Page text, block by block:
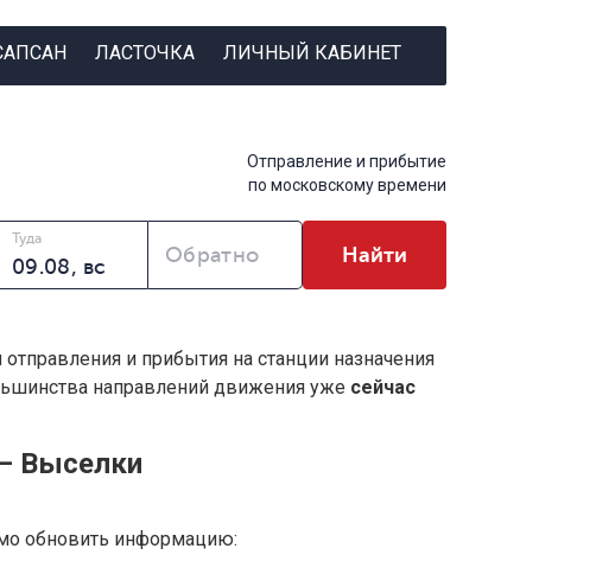
ЛАСТОЧКА ЛИЧНЫЙ КАБИНЕТ
Отправление и прибытие
по московскому времени
Туда
Обратно Найти
и прибытия на станции назначения
направлений движения уже сейчас
Выселки
обновить информацию: